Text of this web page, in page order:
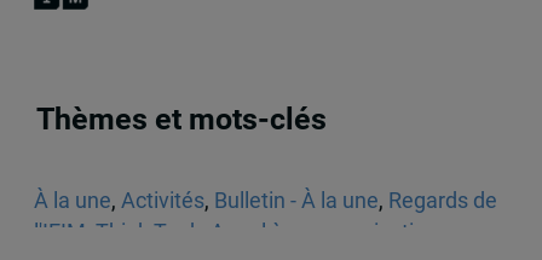
Thèmes et mots-clés
À la une, Activités, Bulletin - À la une, Regards de
l'IEIM Think Tank Appel à communications